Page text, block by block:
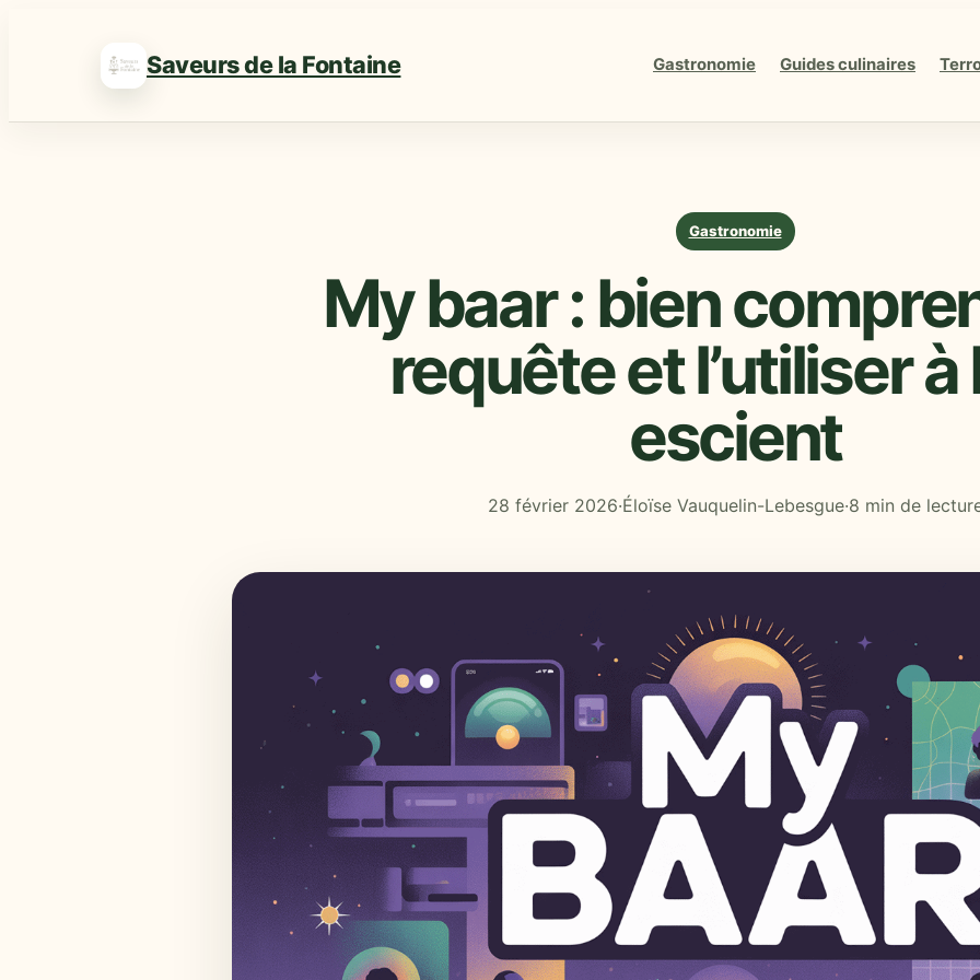
Saveurs de la Fontaine Gastronomie Guides culinaires
Gastronomie
My baar : bien
requête et l’utiliser à
escient
28 février 2026·Éloïse Vauquelin-Lebesgue·8 min de